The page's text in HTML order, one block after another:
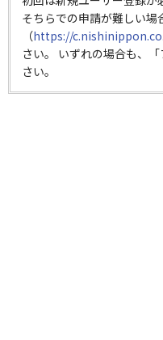
そちらでの申請が難しい場
（https://
さい。 いずれの場合も、
さい。